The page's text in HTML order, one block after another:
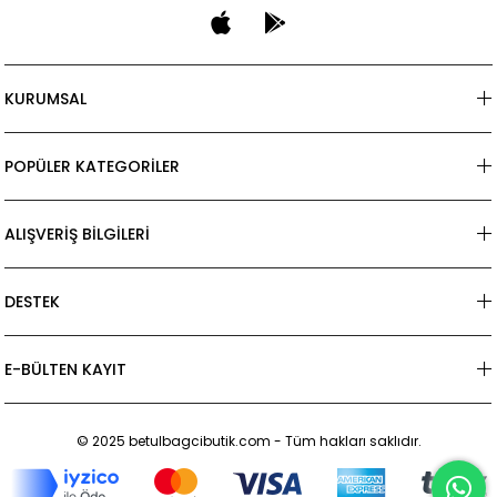
KURUMSAL
POPÜLER KATEGORİLER
ALIŞVERİŞ BİLGİLERİ
DESTEK
E-BÜLTEN KAYIT
© 2025 betulbagcibutik.com - Tüm hakları saklıdır.